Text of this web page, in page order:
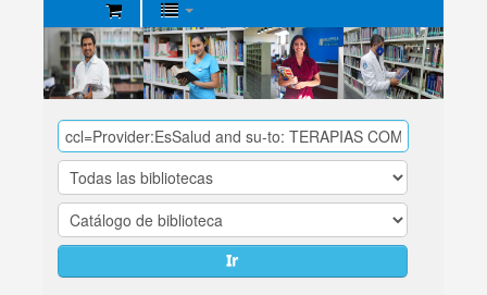
Biblioteca
Central
EsSalud
Ir